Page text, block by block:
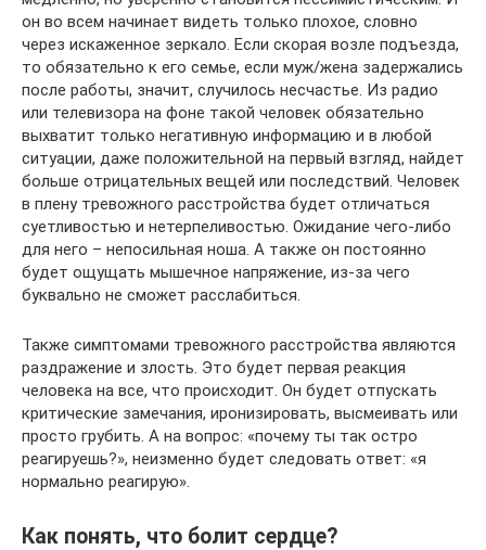
он во всем начинает видеть только плохое, словно
через искаженное зеркало. Если скорая возле подъезда,
то обязательно к его семье, если муж/жена задержались
после работы, значит, случилось несчастье. Из радио
или телевизора на фоне такой человек обязательно
выхватит только негативную информацию и в любой
ситуации, даже положительной на первый взгляд, найдет
больше отрицательных вещей или последствий. Человек
в плену тревожного расстройства будет отличаться
суетливостью и нетерпеливостью. Ожидание чего-либо
для него – непосильная ноша. А также он постоянно
будет ощущать мышечное напряжение, из-за чего
буквально не сможет расслабиться.
Также симптомами тревожного расстройства являются
раздражение и злость. Это будет первая реакция
человека на все, что происходит. Он будет отпускать
критические замечания, иронизировать, высмеивать или
просто грубить. А на вопрос: «почему ты так остро
реагируешь?», неизменно будет следовать ответ: «я
нормально реагирую».
Как понять, что болит сердце?